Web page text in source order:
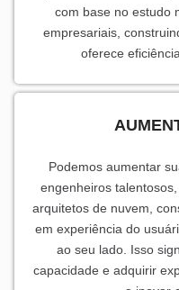
com base no estudo
empresariais,
oferece
Podemos aumentar
engenheiros
arquitetos de nuvem,
em experiência do
ao seu lado. Isso
capacidade e adquirir